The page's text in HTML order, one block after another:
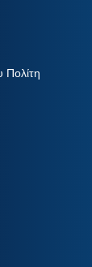
Πολίτη